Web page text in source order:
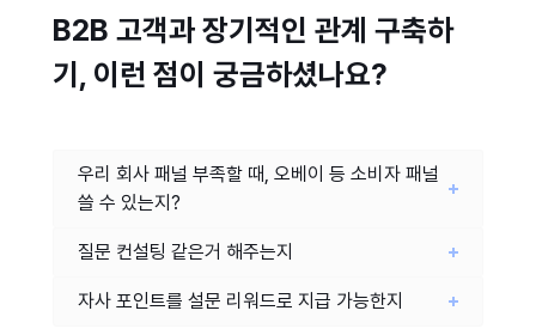
B2B 고객과 장기적인 관계 구축하
기, 이런 점이 궁금하셨나요?
우리 회사 패널 부족할 때, 오베이 등 소비자 패널
쓸 수 있는지?
질문 컨설팅 같은거 해주는지
자사 포인트를 설문 리워드로 지급 가능한지